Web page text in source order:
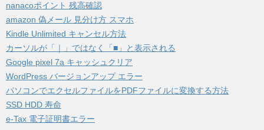
nanacoポイント 残高確認
amazon 偽メール 見分け方 スマホ
Kindle Unlimited キャンセル方法
カーソルが「｜」ではなく「■」と表示される
Google pixel 7a キャッシュクリア
WordPress バージョンアップ エラー
パソコンでエクセルファイルをPDFファイルに変換する方法
SSD HDD 寿命
e-Tax 電子証明書エラー